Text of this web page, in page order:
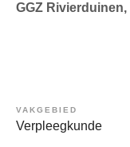
GGZ
VAKGEBIED
Verpleegkunde